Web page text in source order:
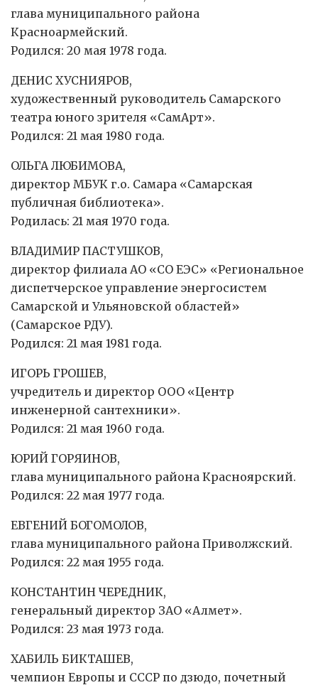
глава муниципального района
Красноармейский.
Родился: 20 мая 1978 года.
ДЕНИС ХУСНИЯРОВ,
художественный руководитель Самарского
театра юного зрителя «СамАрт».
Родился: 21 мая 1980 года.
ОЛЬГА ЛЮБИМОВА,
директор МБУК г.о. Самара «Самарская
публичная библиотека».
Родилась: 21 мая 1970 года.
ВЛАДИМИР ПАСТУШКОВ,
директор филиала АО «СО ЕЭС» «Региональное
диспетчерское управление энергосистем
Самарской и Ульяновской областей»
(Самарское РДУ).
Родился: 21 мая 1981 года.
ИГОРЬ ГРОШЕВ,
учредитель и директор ООО «Центр
инженерной сантехники».
Родился: 21 мая 1960 года.
ЮРИЙ ГОРЯИНОВ,
глава муниципального района Красноярский.
Родился: 22 мая 1977 года.
ЕВГЕНИЙ БОГОМОЛОВ,
глава муниципального района Приволжский.
Родился: 22 мая 1955 года.
КОНСТАНТИН ЧЕРЕДНИК,
генеральный директор ЗАО «Алмет».
Родился: 23 мая 1973 года.
ХАБИЛЬ БИКТАШЕВ,
чемпион Европы и СССР по дзюдо, почетный